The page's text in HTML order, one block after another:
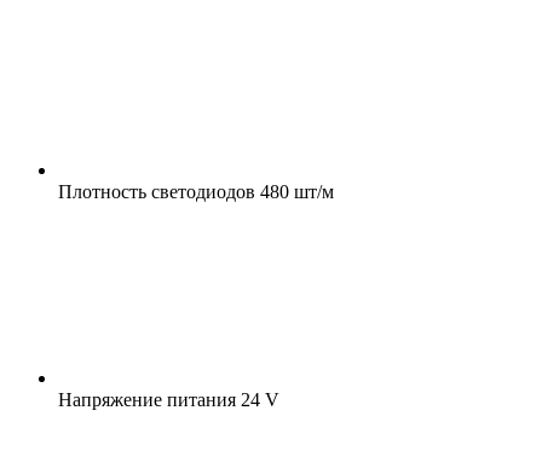
Плотность светодиодов 480 шт/м
Напряжение питания 24 V